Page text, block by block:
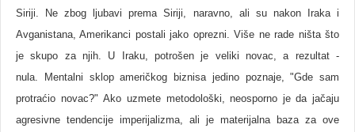
Siriji. Ne zbog ljubavi prema Siriji, naravno, ali su nakon Iraka i
Avganistana, Amerikanci postali jako oprezni. Više ne rade ništa što
je skupo za njih. U Iraku, potrošen je veliki novac, a rezultat -
nula. Mentalni sklop američkog biznisa jedino poznaje, "Gde sam
protraćio novac?" Ako uzmete metodološki, neosporno je da jačaju
agresivne tendencije imperijalizma, ali je materijalna baza za ove